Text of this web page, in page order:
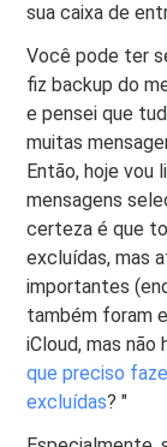
sua caixa de
Você pode ter
fiz backup do
e pensei que
muitas
Então, hoje vou
mensagens
certeza é que
excluídas, mas
importantes
também foram
iCloud, mas
que preciso
excluídas? "